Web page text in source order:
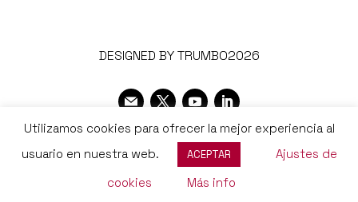
DESIGNED BY TRUMBO2026
Utilizamos cookies para ofrecer la mejor experiencia al
usuario en nuestra web.
ACEPTAR
Ajustes de
cookies
Más info